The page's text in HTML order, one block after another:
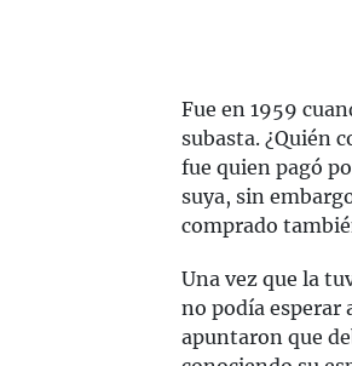
Fue en 1959
subasta. ¿Quién
fue quien pagó
suya, sin
comprado
Una vez que la
no podía esperar
apuntaron que